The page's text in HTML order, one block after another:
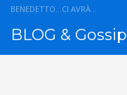
BENEDETTO…CI AVRÀ…
BLOG & Gossip